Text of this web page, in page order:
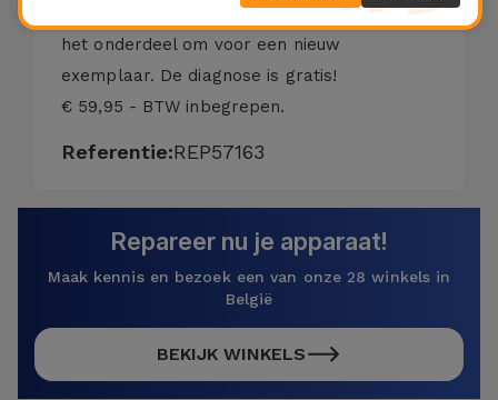
Als de frontcamera beschadigd is, ruilen wij
het onderdeel om voor een nieuw
exemplaar. De diagnose is gratis!
€ 59,95 - BTW inbegrepen.
Referentie:REP57163
Repareer nu je apparaat!
Maak kennis en bezoek een van onze 28 winkels in
België
BEKIJK WINKELS